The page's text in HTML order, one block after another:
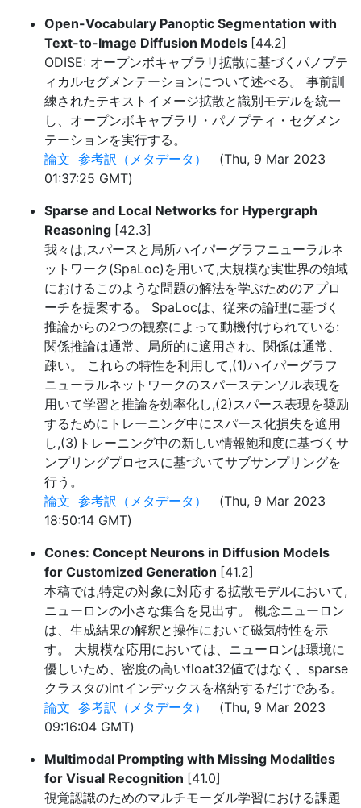
Open-Vocabulary Panoptic Segmentation with
Text-to-Image Diffusion Models [44.2]
ODISE: オープンボキャブラリ拡散に基づくパノプテ
ィカルセグメンテーションについて述べる。 事前訓
練されたテキストイメージ拡散と識別モデルを統一
し、オープンボキャブラリ・パノプティ・セグメン
テーションを実行する。
論文 参考訳（メタデータ）
(Thu, 9 Mar 2023
01:37:25 GMT)
Sparse and Local Networks for Hypergraph
Reasoning [42.3]
我々は,スパースと局所ハイパーグラフニューラルネ
ットワーク(SpaLoc)を用いて,大規模な実世界の領域
におけるこのような問題の解法を学ぶためのアプロ
ーチを提案する。 SpaLocは、従来の論理に基づく
推論からの2つの観察によって動機付けられている:
関係推論は通常、局所的に適用され、関係は通常、
疎い。 これらの特性を利用して,(1)ハイパーグラフ
ニューラルネットワークのスパーステンソル表現を
用いて学習と推論を効率化し,(2)スパース表現を奨励
するためにトレーニング中にスパース化損失を適用
し,(3)トレーニング中の新しい情報飽和度に基づくサ
ンプリングプロセスに基づいてサブサンプリングを
行う。
論文 参考訳（メタデータ）
(Thu, 9 Mar 2023
18:50:14 GMT)
Cones: Concept Neurons in Diffusion Models
for Customized Generation [41.2]
本稿では,特定の対象に対応する拡散モデルにおいて,
ニューロンの小さな集合を見出す。 概念ニューロン
は、生成結果の解釈と操作において磁気特性を示
す。 大規模な応用においては、ニューロンは環境に
優しいため、密度の高いfloat32値ではなく、sparse
クラスタのintインデックスを格納するだけである。
論文 参考訳（メタデータ）
(Thu, 9 Mar 2023
09:16:04 GMT)
Multimodal Prompting with Missing Modalities
for Visual Recognition [41.0]
視覚認識のためのマルチモーダル学習における課題